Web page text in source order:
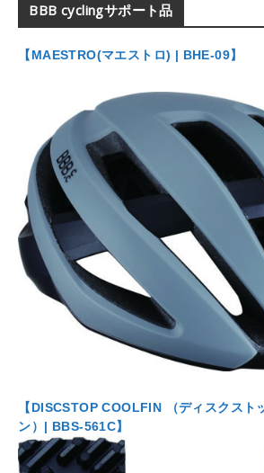
BBB cyclingサポート品
【MAESTRO(マエストロ) | BHE-09】
【DISCSTOP COOLFIN （ディスクスト
ン）| BBS-561C】